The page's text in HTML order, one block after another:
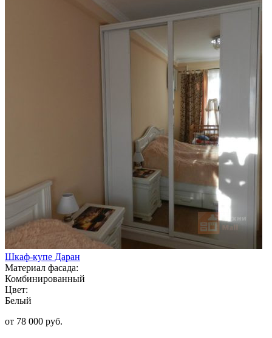
Шкаф-купе Даран
Материал фасада:
Комбинированный
Цвет:
Белый
от 78 000 руб.